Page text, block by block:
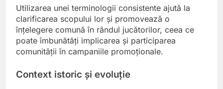
Utilizarea unei terminologii consistente ajută la
clarificarea scopului lor și promovează o
înțelegere comună în rândul jucătorilor, ceea ce
poate îmbunătăți implicarea și participarea
comunității în campaniile promoționale.
Context istoric și evoluție